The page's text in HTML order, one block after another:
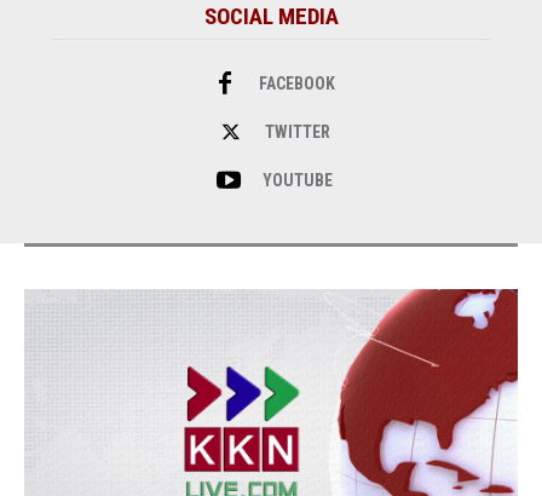
SOCIAL MEDIA
FACEBOOK
TWITTER
YOUTUBE